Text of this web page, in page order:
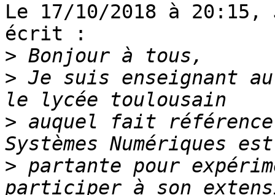
Le 17/10/2018 à
écrit :
>
> Je suis enseignant
> auquel fait référence
> partante pour